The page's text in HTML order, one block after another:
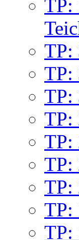
TP:
TP:
TP:
TP:
TP:
TP:
TP:
TP:
TP:
TP: